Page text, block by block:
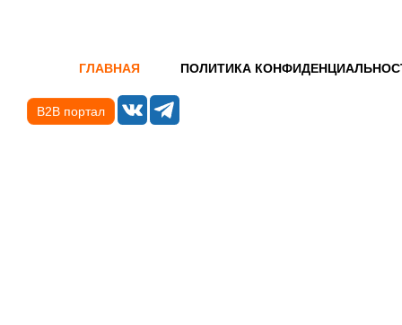
ГЛАВНАЯ ПОЛИТИКА
B2B портал